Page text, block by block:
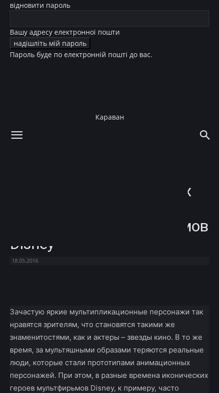
відновити пароль
Вашу адресу електронної пошти
Пароль буде по електронній пошті до вас.
Караван
Знаменитости, с которых
персонажей мультфильмов
Disney
18.05.2016
Зачастую яркие мультипликационные персонажи так
нравятся зрителям, что становятся такими же
знаменитостями, как и актеры – звезды кино. В то же
время, за мультяшными образами теряются реальные
люди, которые стали прототипами анимационных
персонажей. При этом, в разные времена иконических
героев мультфирьмов Disney, к примеру, часто